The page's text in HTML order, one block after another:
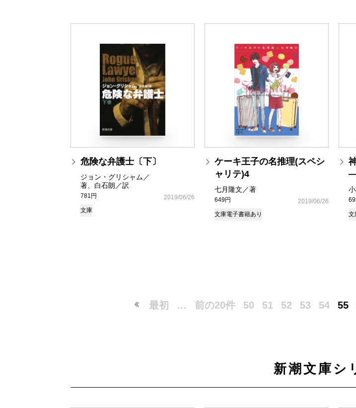
危険な弁護士〔下〕
ジョン・グリシャム／
著、白石朗／訳
781円
2019/06/26
文庫
ケーキ王子の名推理(スペシ
ャリテ)4
七月隆文／著
649円
2019/06/26
文庫電子書籍あり
文
最初 … 前の20件 50 51 52 53 54 55
新潮文庫シ